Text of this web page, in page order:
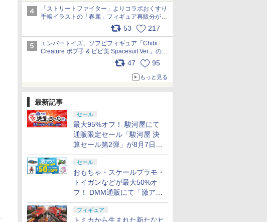
「ストリートファイター」よりコラボおくすり
手帳イラストの「春麗」フィギュア再販分が本
日出荷開始 pic.x.com/toUc1MHr41
53 217
エンバートイズ、ソフビフィギュア「Chibi
Creature ポプ子 & ピピ美 Spacesuit Ver.」の発
売中止を発表 pic.x.com/Ri45iFeYjn
47 95
もっと見る
最新記事
セール
最大95%オフ！ 駿河屋にて
通販限定セール「駿河屋 決
算セール第2弾」が8月7日12
時より開催
セール
おもちゃ・スケールプラモ・
トイガンなどが最大50%オ
フ！ DMM通販にて「激ア
ツ！おもちゃ・ホビー夏セー
ル」が開催
フィギュア
トミカから生まれた新たなヒ